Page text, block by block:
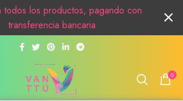
0
todos los productos, pagando con
transferencia bancaria